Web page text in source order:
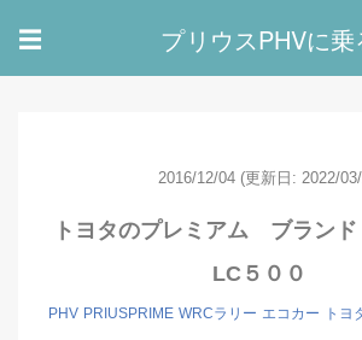
☰ プリウスPHVに乗
2016/12/04 (更新日: 2022/
トヨタのプレミアム ブラン
LC５００
PHV PRIUSPRIME WRCラリー エコカー トヨ